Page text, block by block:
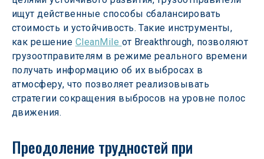
ищут действенные способы сбалансировать
стоимость и устойчивость. Такие инструменты,
как решение CleanMile от Breakthrough, позволяют
грузоотправителям в режиме реального времени
получать информацию об их выбросах в
атмосферу, что позволяет реализовывать
стратегии сокращения выбросов на уровне полос
движения.
Преодоление трудностей при